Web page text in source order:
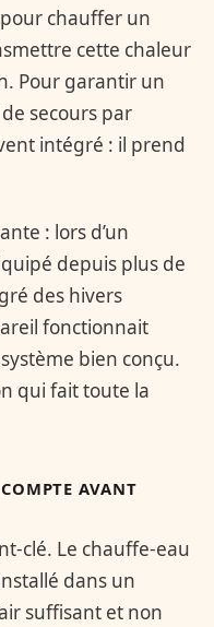
chauffer un
cette chaleur
Pour garantir un
secours par
intégré : il prend
: lors d’un
depuis plus de
des hivers
fonctionnait
bien conçu.
qui fait toute la
AVANT
clé. Le chauffe-eau
dans un
suffisant et non